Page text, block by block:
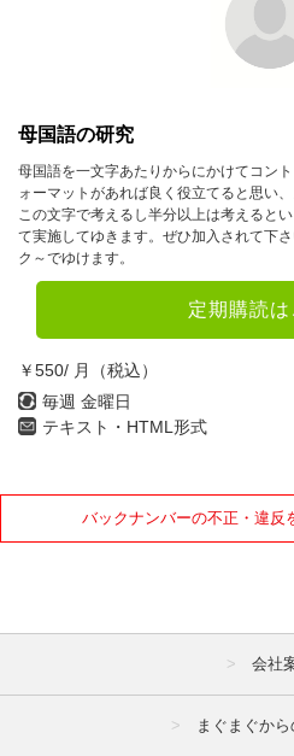
母国語の研究
母国語を一文字あたりからにかけてコン
ォーマットがあれば良く役立てると思い
この文字で考えるし半分以上は考えると
て実施してゆきます。ぜひ加入されて下
ク～でゆけます。
定期購読は
￥550/ 月（税込）
毎週 金曜日
テキスト・HTML形式
バックナンバーの不正・違反
会社
まぐまぐか